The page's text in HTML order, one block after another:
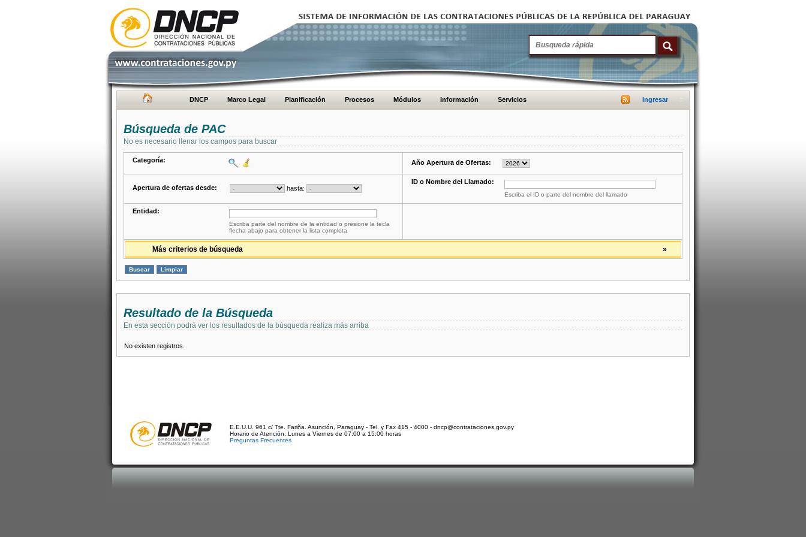
DNCP Marco Legal Planificación Procesos Módulos Información Servicios Ingresar
Búsqueda de PAC
No es necesario llenar los campos para buscar
Categoría: Año Apertura de Ofertas:
Apertura de ofertas desde: hasta:
ID o Nombre del Llamado:
Escriba el ID o parte del nombre del llamado
Entidad:
Escriba parte del nombre de la entidad o presione la tecla
flecha abajo para obtener la lista completa
»
Más criterios de búsqueda
Resultado de la Búsqueda
En esta sección podrá ver los resultados de la búsqueda realiza más arriba
No existen registros.
E.E.U.U. 961 c/ Tte. Fariña. Asunción, Paraguay - Tel. y Fax 415 - 4000 - dncp@contrataciones.gov.py
Horario de Atención: Lunes a Viernes de 07:00 a 15:00 horas
Preguntas Frecuentes